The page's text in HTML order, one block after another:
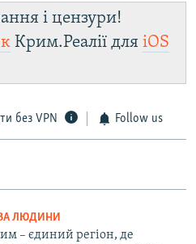
і цензури!
Крим.Реалії для iOS
без VPN Follow us
ЛЮДИНИ
– єдиний регіон, де